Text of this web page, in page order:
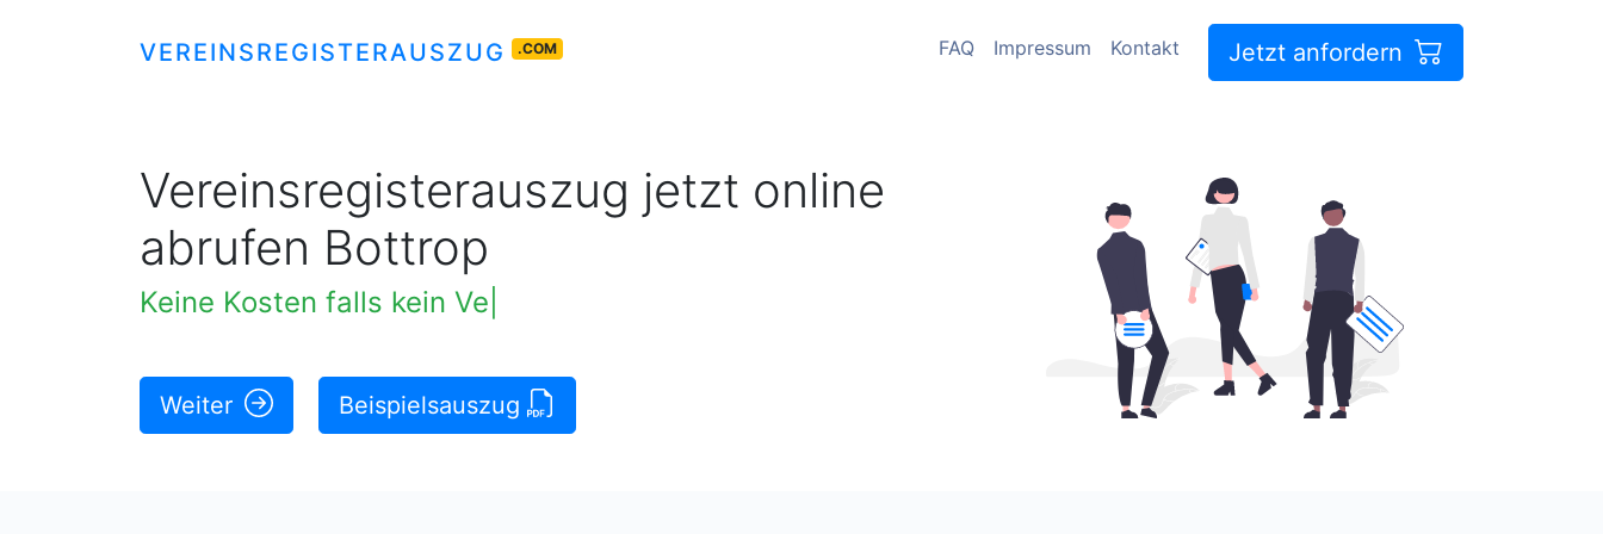
VEREINSREGISTERAUSZUG .COM FAQ Impressum Kontakt Jetzt anfordern
Vereinsregisterauszug jetzt online
abrufen Bottrop
Keine Kosten falls kein Vereinsauszug verfügbar
Weiter Beispielsauszug